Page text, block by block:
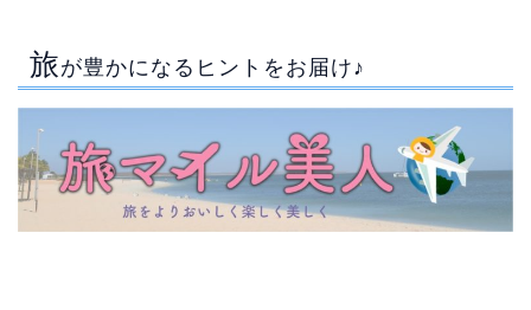
旅が豊かになるヒントをお届け♪